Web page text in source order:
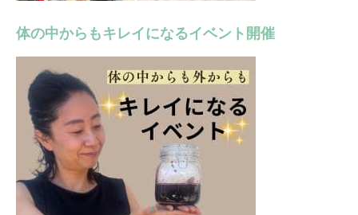
体の中からもキレイになるイベント開催